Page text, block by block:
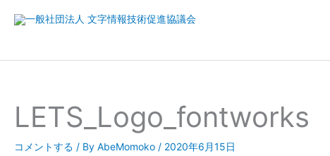
ス
LETS_Logo_fontworks
コメントする / By AbeMomoko / 2020年6月15日